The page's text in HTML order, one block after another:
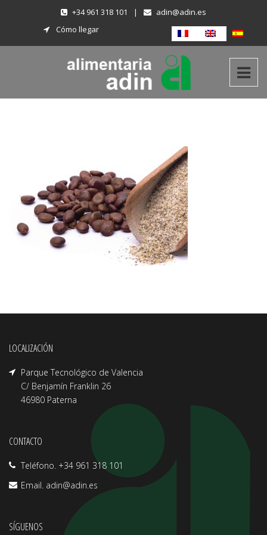
+34 961 318 101 |
adin@adin.es
Cómo llegar
LOCALIZACIÓN
Parque Tecnológico de Valencia
C/ Benjamín Franklin 26
46980 Paterna
CONTACTO
Teléfono. +34 961 318 101
Email. adin@adin.es
SÍGUENOS